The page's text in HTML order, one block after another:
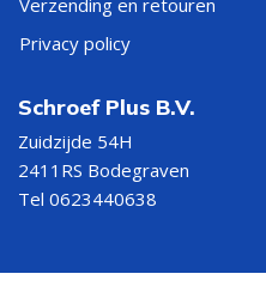
Verzending en retouren
Privacy policy
Schroef Plus B.V.
Zuidzijde 54H
2411RS Bodegraven
Tel 0623440638